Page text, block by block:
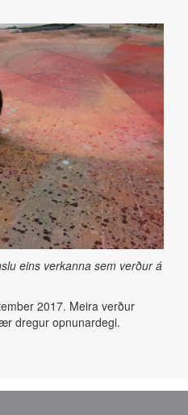
eins verkanna sem verður á
2017. Meira verður
dregur opnunardegi.